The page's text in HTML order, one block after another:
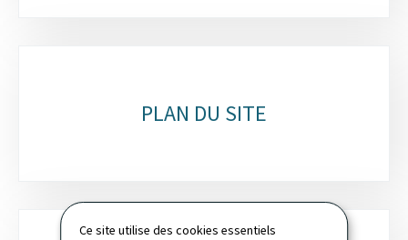
Ce site utilise des cookies essentiels
PLAN DU SITE